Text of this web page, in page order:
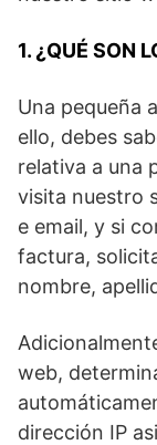
1. ¿QUÉ SON
Una pequeña
ello, debes
relativa a una
visita nuestro
e email, y si
factura,
nombre,
web,
dirección IP